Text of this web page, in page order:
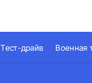
Тест-драйв Военная